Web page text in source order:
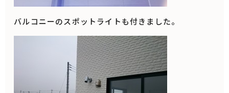
バルコニーのスポットライトも付きました。